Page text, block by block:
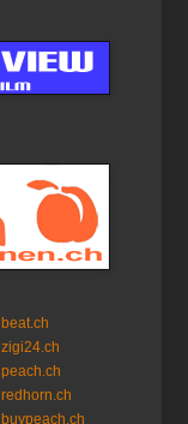
beat.ch
zigi24.ch
peach.ch
redhorn.ch
buypeach.ch